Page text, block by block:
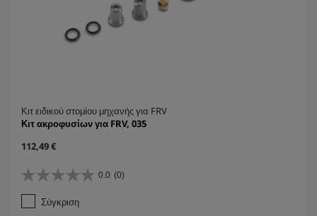
Κιτ ειδικού στομίου μηχανής για FRV
Κιτ ακροφυσίων για FRV, 035
C
r
r
e
n
112,49 €
0.0 (0)
0
.
0
Σύγκριση